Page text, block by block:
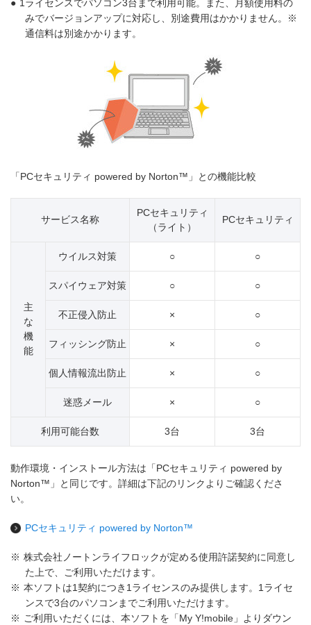
● 1ライセンスでパソコン3台まで利用可能。また、月額使用料の
みでバージョンアップに対応し、別途費用はかかりません。※
通信料は別途かかります。
「PCセキュリティ powered by Norton™」との機能比較
サービス名称
PCセキュリティ
（ライト）
PCセキュリティ
主
な
機
能
ウイルス対策 ○ ○
スパイウェア対策 ○ ○
不正侵入防止 × ○
フィッシング防止 × ○
個人情報流出防止 × ○
迷惑メール × ○
利用可能台数 3台 3台
動作環境・インストール方法は「PCセキュリティ powered by
Norton™」と同じです。詳細は下記のリンクよりご確認くださ
い。
PCセキュリティ powered by Norton™
※ 株式会社ノートンライフロックが定める使用許諾契約に同意し
た上で、ご利用いただけます。
※ 本ソフトは1契約につき1ライセンスのみ提供します。1ライセ
ンスで3台のパソコンまでご利用いただけます。
※ ご利用いただくには、本ソフトを「My Y!mobile」よりダウン